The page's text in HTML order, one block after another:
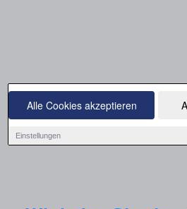
Alle Cookies akzeptieren
Einstellungen